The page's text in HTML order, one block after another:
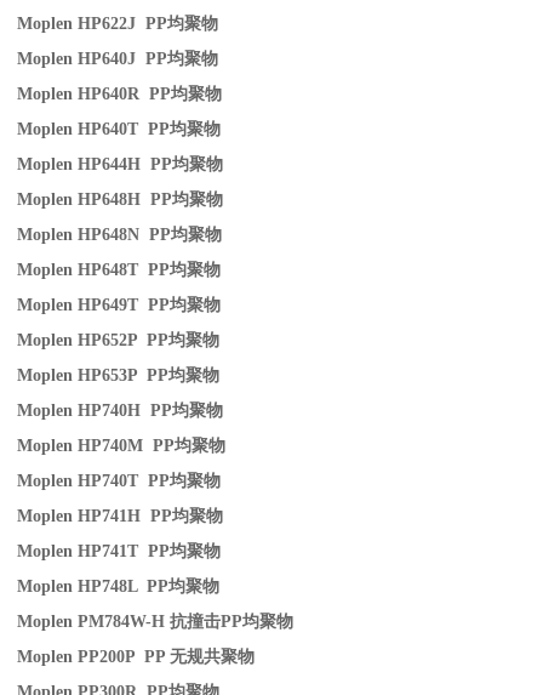
Moplen HP622J PP均聚物
Moplen HP640J PP均聚物
Moplen HP640R PP均聚物
Moplen HP640T PP均聚物
Moplen HP644H PP均聚物
Moplen HP648H PP均聚物
Moplen HP648N PP均聚物
Moplen HP648T PP均聚物
Moplen HP649T PP均聚物
Moplen HP652P PP均聚物
Moplen HP653P PP均聚物
Moplen HP740H PP均聚物
Moplen HP740M PP均聚物
Moplen HP740T PP均聚物
Moplen HP741H PP均聚物
Moplen HP741T PP均聚物
Moplen HP748L PP均聚物
Moplen PM784W-H抗撞击PP均聚物
Moplen PP200P PP无规共聚物